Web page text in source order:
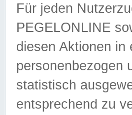
Für jeden
PEGELONLINE
diesen Aktionen in
personenbezogen
statistisch
entsprechend zu